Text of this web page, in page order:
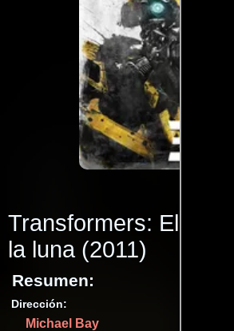
Transformers: El lado
la luna(2011)
Resumen:
Dirección:
Michael Bay